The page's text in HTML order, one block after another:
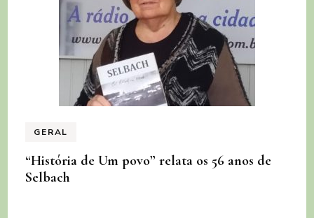
GERAL
“História de Um povo” relata os 56 anos de
Selbach